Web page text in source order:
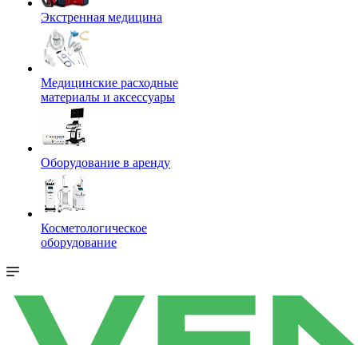
Экстренная медицина
Медицинские расходные
материалы и аксессуары
Оборудование в аренду
Косметологическое
оборудование